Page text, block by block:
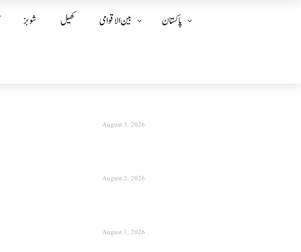
شوبز کھیل بین الا قوامی پاکستان
August 3, 2026
August 2, 2026
August 1, 2026